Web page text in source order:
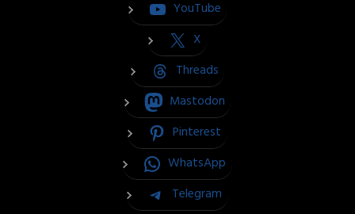
YouTube
X
Threads
Mastodon
Pinterest
WhatsApp
Telegram